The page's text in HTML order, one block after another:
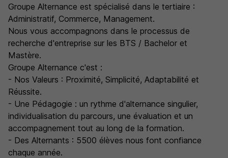
Groupe Alternance est spécialisé dans le tertiaire :
Administratif, Commerce, Management.
Nous vous accompagnons dans le processus de
recherche d'entreprise sur les BTS / Bachelor et
Mastère.
Groupe Alternance c'est :
- Nos Valeurs : Proximité, Simplicité, Adaptabilité et
Réussite.
- Une Pédagogie : un rythme d'alternance singulier,
individualisation du parcours, une évaluation et un
accompagnement tout au long de la formation.
- Des Alternants : 5500 élèves nous font confiance
chaque année.